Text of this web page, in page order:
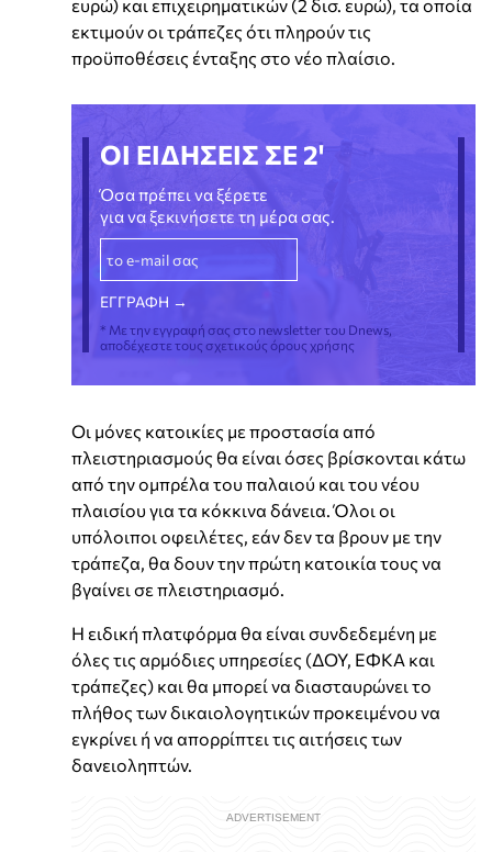
ευρώ) και επιχειρηματικών (2 δισ. ευρώ), τα οποία
εκτιμούν οι τράπεζες ότι πληρούν τις
προϋποθέσεις ένταξης στο νέο πλαίσιο.
ΟΙ ΕΙΔΗΣΕΙΣ ΣΕ 2'
Όσα πρέπει να ξέρετε
για να ξεκινήσετε τη μέρα σας.
* Με την εγγραφή σας στο newsletter του Dnews,
αποδέχεστε τους σχετικούς όρους χρήσης
Οι μόνες κατοικίες με προστασία από
πλειστηριασμούς θα είναι όσες βρίσκονται κάτω
από την ομπρέλα του παλαιού και του νέου
πλαισίου για τα κόκκινα δάνεια. Όλοι οι
υπόλοιποι οφειλέτες, εάν δεν τα βρουν με την
τράπεζα, θα δουν την πρώτη κατοικία τους να
βγαίνει σε πλειστηριασμό.
Η ειδική πλατφόρμα θα είναι συνδεδεμένη με
όλες τις αρμόδιες υπηρεσίες (ΔΟΥ, ΕΦΚΑ και
τράπεζες) και θα μπορεί να διασταυρώνει το
πλήθος των δικαιολογητικών προκειμένου να
εγκρίνει ή να απορρίπτει τις αιτήσεις των
δανειοληπτών.